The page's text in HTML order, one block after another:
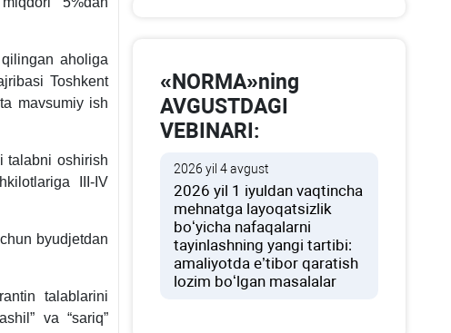
aholiga
Toshkent
mavsumiy ish
talabni oshirish
III-IV
byudjetdan
talablarini
va “sariq”
«NORMA»ning
AVGUSTDAGI
VEBINARI:
2026 yil 4 avgust
2026 yil 1 iyuldan vaqtincha
mehnatga layoqatsizlik
boʻyicha nafaqalarni
tayinlashning yangi tartibi:
amaliyotda e’tibor qaratish
lozim boʻlgan masalalar